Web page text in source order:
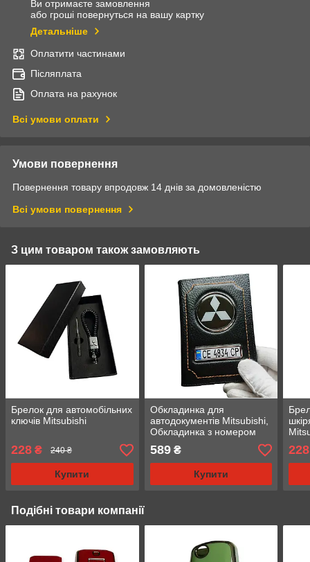
Ви отримаєте замовлення
або гроші повернуться на вашу картку
Детальніше
Оплатити частинами
Післяплата
Оплата на рахунок
Всі умови оплати
Умови повернення
Повернення товару впродовж 14 днів за домовленістю
Всі умови повернення
З цим товаром також замовляють
Брелок для автомобільних
ключів Mitsubishi
228 ₴ 240 ₴
Купити
Обкладинка для
автодокументів Mitsubishi,
Обкладинка з номером
авто Мітсубісі
589₴
Купити
228
Подібні товари компанії